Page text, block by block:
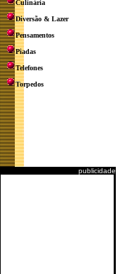
Culinária
Diversão & Lazer
Pensamentos
Piadas
Telefones
Torpedos
publicidade